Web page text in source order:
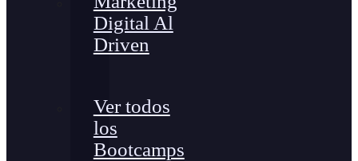
Digital Al
Driven
Ver todos
los
Bootcamps